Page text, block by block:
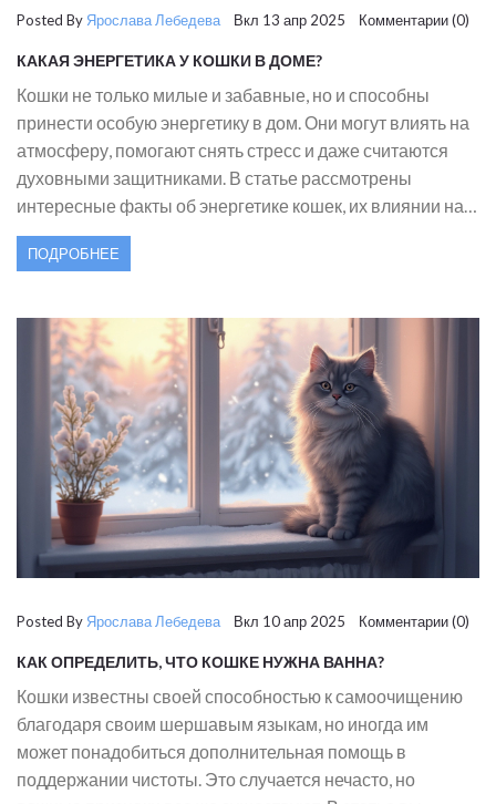
Posted By Ярослава ЛебедеваВкл 13 апр 2025 Комментарии (0)
КАКАЯ ЭНЕРГЕТИКА У КОШКИ В ДОМЕ?
Кошки не только милые и забавные, но и способны
принести особую энергетику в дом. Они могут влиять на
атмосферу, помогают снять стресс и даже считаются
духовными защитниками. В статье рассмотрены
интересные факты об энергетике кошек, их влиянии на
человека и советы по уходу, чтобы ваш пушистый друг
всегда был здоров и счастлив.
ПОДРОБНЕЕ
Posted By Ярослава ЛебедеваВкл 10 апр 2025 Комментарии (0)
КАК ОПРЕДЕЛИТЬ, ЧТО КОШКЕ НУЖНА ВАННА?
Кошки известны своей способностью к самоочищению
благодаря своим шершавым языкам, но иногда им
может понадобиться дополнительная помощь в
поддержании чистоты. Это случается нечасто, но